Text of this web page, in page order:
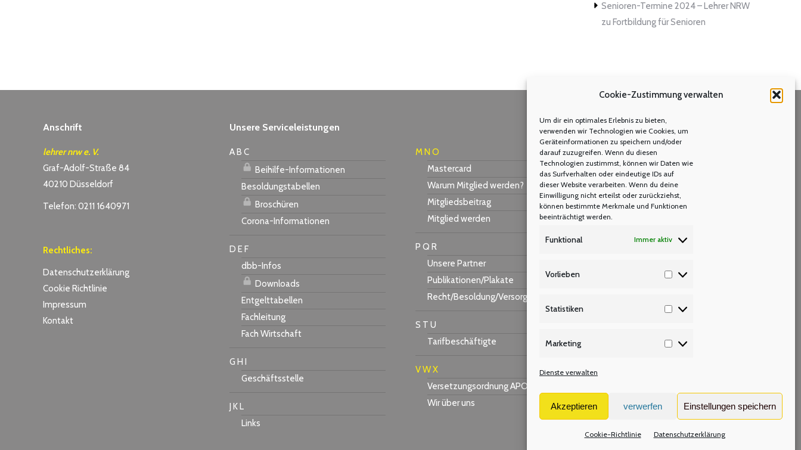
Cookie-Zustimmung verwalten
Um dir ein optimales Erlebnis zu bieten,
verwenden wir Technologien wie Cookies, um
Geräteinformationen zu speichern und/oder
darauf zuzugreifen. Wenn du diesen
Technologien zustimmst, können wir Daten wie
das Surfverhalten oder eindeutige IDs auf
dieser Website verarbeiten. Wenn du deine
Einwilligung nicht erteilst oder zurückziehst,
können bestimmte Merkmale und Funktionen
beeinträchtigt werden.
Funktional Immer aktiv
Vorlieben
Statistiken
Marketing
Dienste verwalten
Akzeptieren verwerfen Einstellungen speichern
Cookie-Richtlinie Datenschutzerklärung
Senioren-Termine 2024 – Lehrer NRW
zu Fortbildung für Senioren
Anschrift
lehrer nrw e. V.
Graf-Adolf-Straße 84
40210 Düsseldorf
Telefon: 0211 1640971
Rechtliches:
Datenschutzerklärung
Cookie Richtlinie
Impressum
Kontakt
Unsere Serviceleistungen
A B C
Beihilfe-Informationen
Besoldungstabellen
Broschüren
Corona-Informationen
D E F
dbb-Infos
Downloads
Entgelttabellen
Fachleitung
Fach Wirtschaft
G H I
Geschäftsstelle
J K L
Links
M N O
Mastercard
Warum Mitglied werden?
Mitgliedsbeitrag
Mitglied werden
P Q R
Unsere Partner
Publikationen/Plakate
Recht/Besoldung/Versorgung
S T U
Tarifbeschäftigte
V W X
Versetzungsordnung APO-SI
Wir über uns
Volltextsuche
Search: